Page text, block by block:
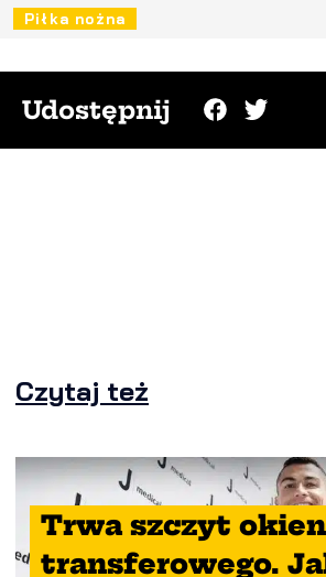
Piłka nożna
Udostępnij
Czytaj też
Trwa szczyt
transferowego.